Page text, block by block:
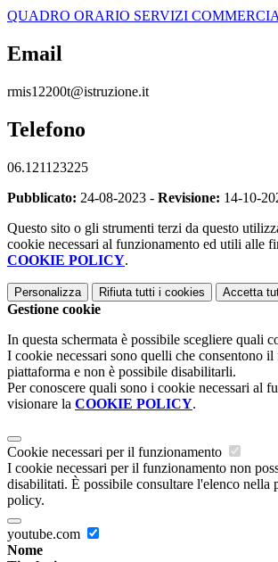
QUADRO ORARIO SERVIZI
Email
rmis12200t@istruzione.it
Telefono
06.121123225
Pubblicato: 24-08-2023 - Revisione: 14-10-
Questo sito o gli strumenti terzi da questo
cookie necessari al funzionamento ed utili alle
COOKIE POLICY.
Personalizza Rifiuta tutti i cookies Accetta
Gestione cookie
In questa schermata è possibile scegliere quali
I cookie necessari sono quelli che consentono
piattaforma e non è possibile disabilitarli.
Per conoscere quali sono i cookie necessari al
visionare la COOKIE POLICY.
Cookie necessari per il funzionamento
I cookie necessari per il funzionamento non
disabilitati. È possibile consultare l'elenco nella
policy.
youtube.com
Nome